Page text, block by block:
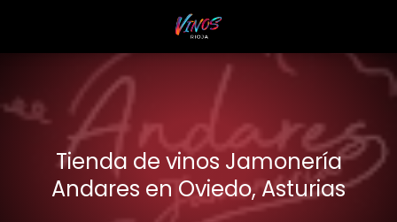
Tienda de vinos Jamonería
Andares en Oviedo, Asturias